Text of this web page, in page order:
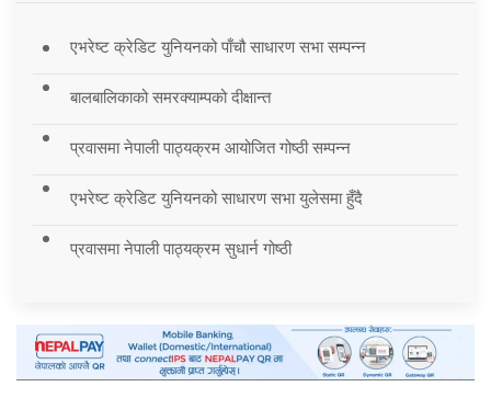
एभरेष्ट क्रेडिट युनियनको पाँचौ साधारण सभा सम्पन्न
बालबालिकाको समरक्याम्पको दीक्षान्त
प्रवासमा नेपाली पाठ्यक्रम आयोजित गोष्ठी सम्पन्न
एभरेष्ट क्रेडिट युनियनको साधारण सभा युलेसमा हुँदै
प्रवासमा नेपाली पाठ्यक्रम सुधार्न गोष्ठी